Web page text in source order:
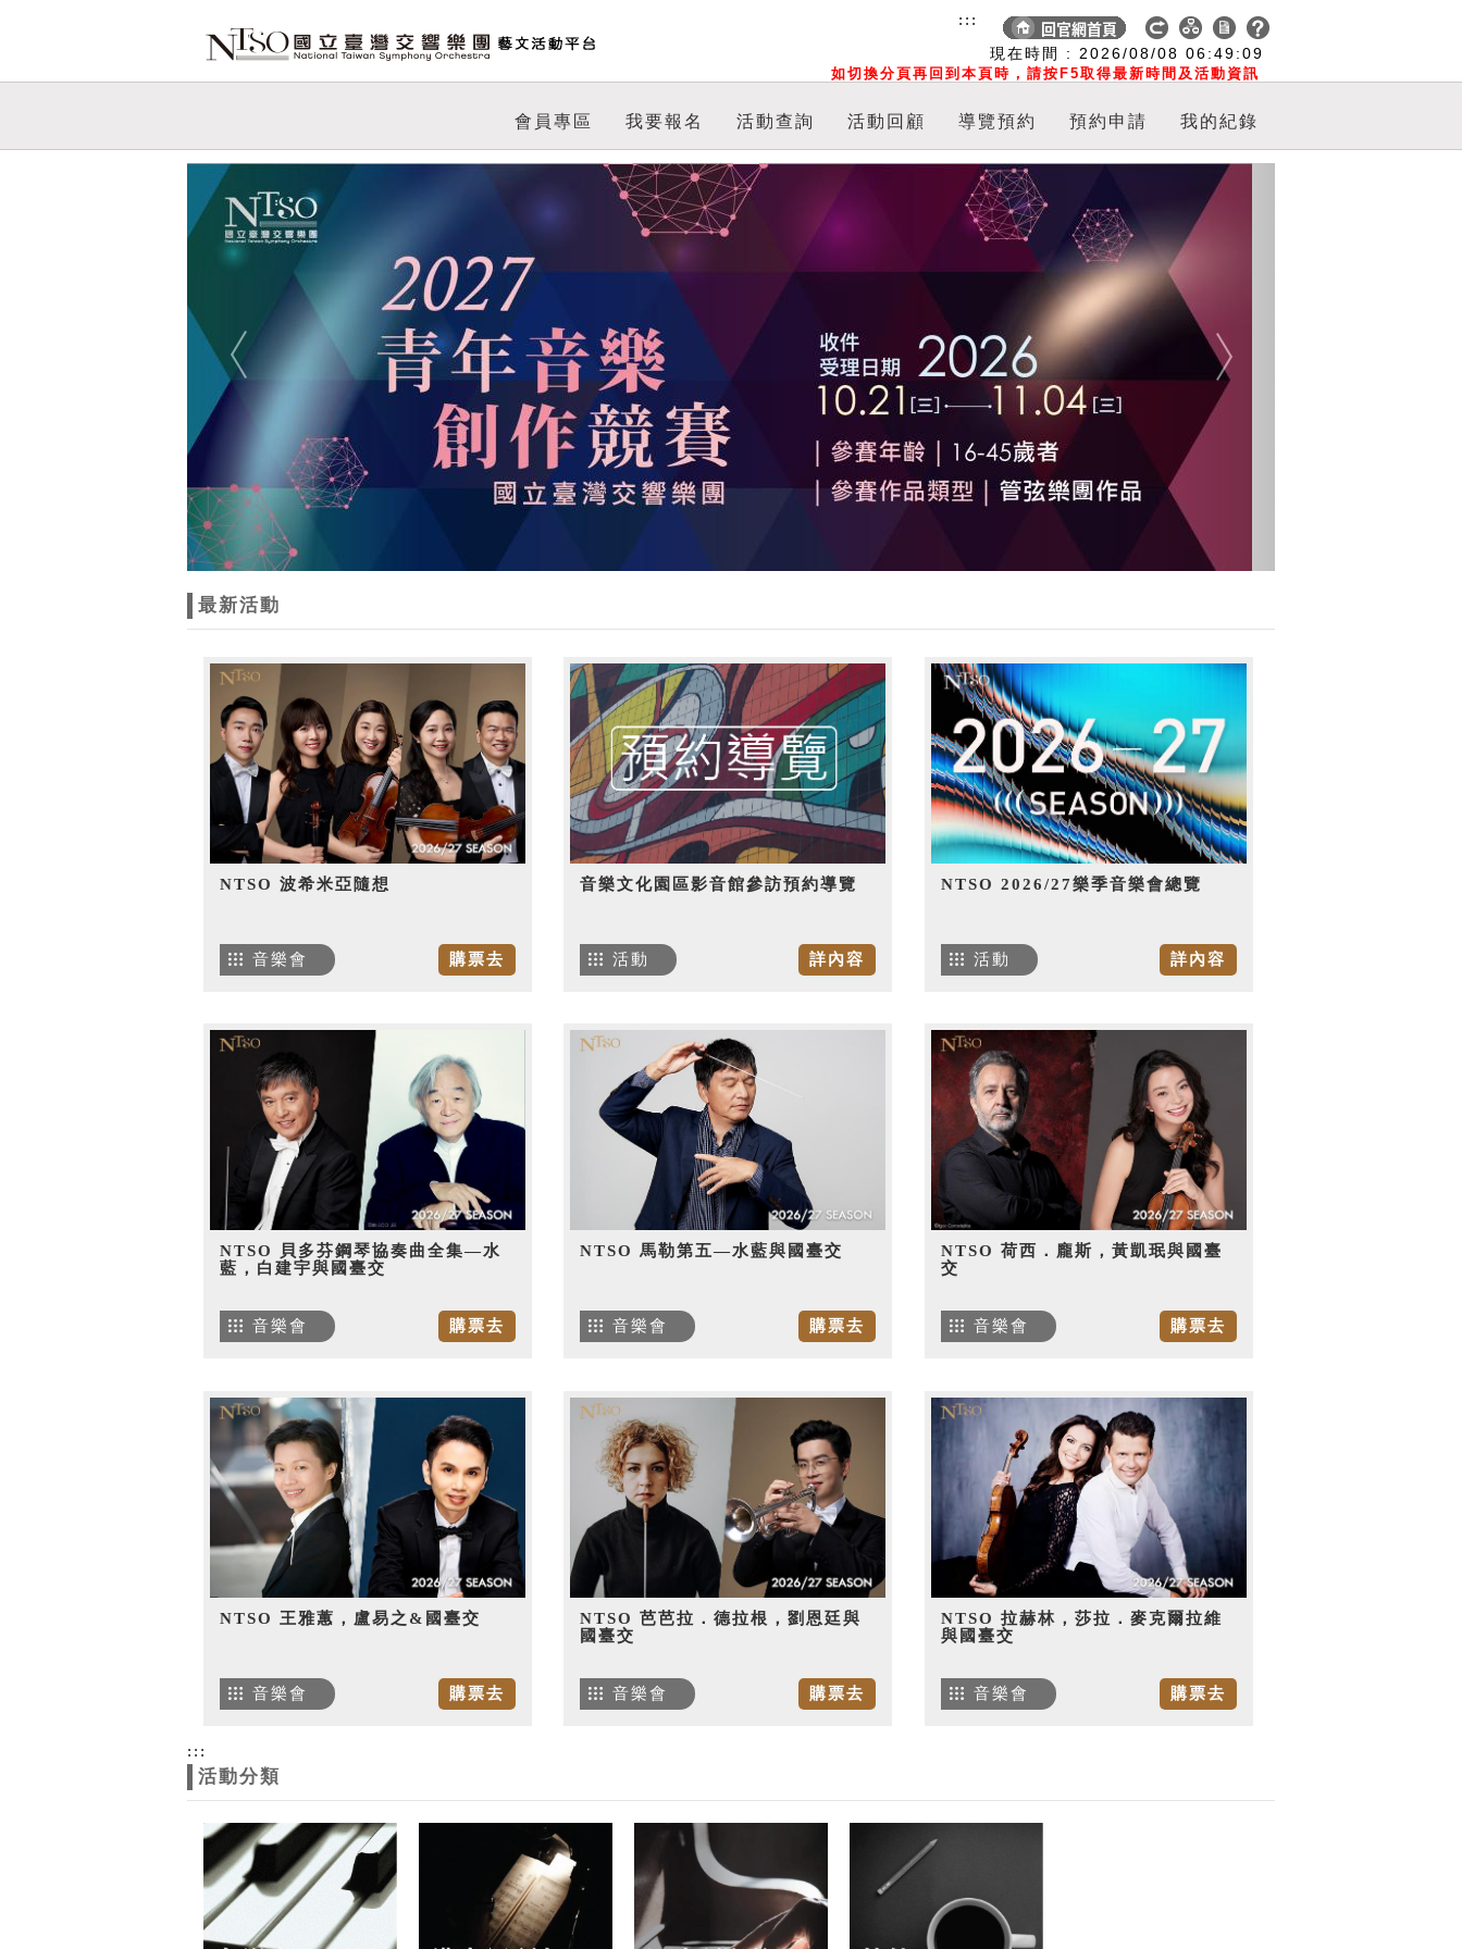
現在時間 : 2026/08/08 06:49:10
如切換分頁再回到本頁時，請按F5取得最新時間及活動資訊
:::
會員專區 我要報名 活動查詢 活動回顧 導覽預約 預約申請 我的紀錄
Previous Next
最新活動
NTSO 波希米亞隨想
購票去
音樂會
音樂文化園區影音館參訪預約導覽
詳內容
活動
NTSO 2026/27樂季音樂會總覽
詳內容
活動
NTSO 貝多芬鋼琴協奏曲全集—水
藍，白建宇與國臺交
購票去
音樂會
NTSO 馬勒第五—水藍與國臺交
購票去
音樂會
NTSO 荷西．龐斯，黃凱珉與國臺
交
購票去
音樂會
NTSO 王雅蕙，盧易之&國臺交
購票去
音樂會
NTSO 芭芭拉．德拉根，劉恩廷與
國臺交
購票去
音樂會
NTSO 拉赫林，莎拉．麥克爾拉維
與國臺交
購票去
音樂會
:::
活動分類